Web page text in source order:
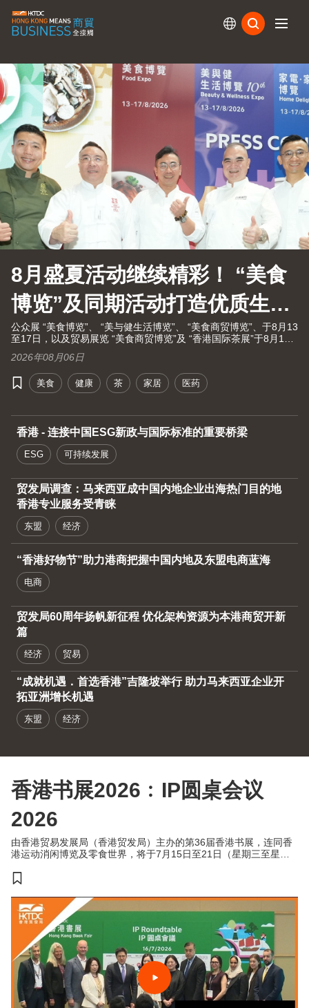
8月盛夏活动继续精彩！ “美食
博览”及同期活动打造优质生活
大健康之旅！
公众展 “美食博览”、 “美与健生活博览”、 “美食商贸博览”、于8月13
至17日，以及贸易展览 “美食商贸博览”及 “香港国际茶展”于8月13
人士及持票公众进场。由现代化中医药国际协会联同香港贸发局及
十大科研机构携手举办的国际现代化中医药及健康产品会议（中医
药会议）亦于8月13至15日举行。
2026年08月06日
美食 健康 茶 家居 医药
香港 - 连接中国ESG新政与国际标准的重要桥梁
ESG 可持续发展
贸发局调查：马来西亚成中国内地企业出海热门目的地
香港专业服务受青睐
东盟 经济
“香港好物节”助力港商把握中国内地及东盟电商蓝海
电商
贸发局60周年扬帆新征程 优化架构资源为本港商贸开新
篇
经济 贸易
“成就机遇．首选香港”吉隆坡举行 助力马来西亚企业开
拓亚洲增长机遇
东盟 经济
香港书展2026﹕IP圆桌会议
2026
由香港贸易发展局（香港贸发局）主办的第36届香港书展，连同香
港运动消闲博览及零食世界，将于7月15日至21日（星期三至星期